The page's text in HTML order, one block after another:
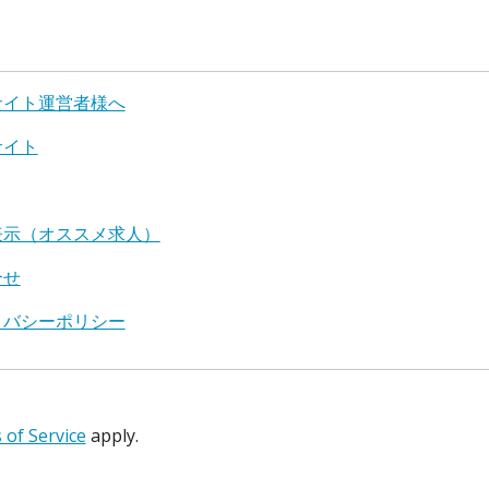
ト運営者様へ
ト
（オススメ求人）
シーポリシー
of Service apply.